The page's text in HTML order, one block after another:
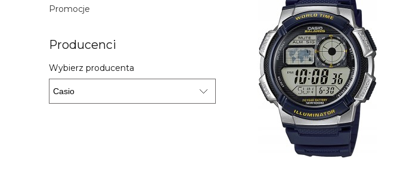
Promocje
Producenci
Wybierz producenta